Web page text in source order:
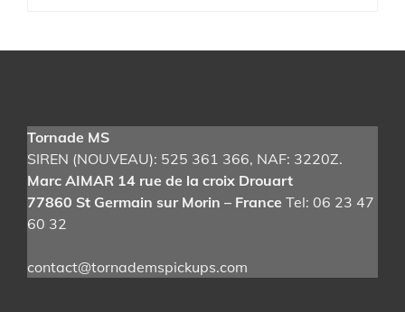
Tornade MS
SIREN (NOUVEAU): 525 361 366, NAF: 3220Z.
Marc AIMAR 14 rue de la croix Drouart
77860 St Germain sur Morin – France Tel: 06 23 47
60 32
contact@tornademspickups.com